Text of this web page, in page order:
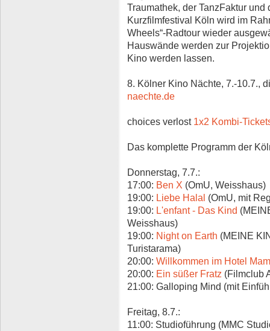
Traumathek, der TanzFaktur
Kurzfilmfestival Köln wird im
Wheels“-Radtour wieder
Hauswände werden zur
Kino werden lassen.
8. Kölner Kino Nächte, 7.-10.7.,
naechte.de
choices verlost 1x2 Kombi-
Das komplette Programm der
Donnerstag, 7.7.:
17:00: Ben X (OmU, Weisshaus)
19:00: Liebe Halal (OmU, mit
19:00: L'enfant - Das Kind
Weisshaus)
19:00: Night on Earth (MEINE
Turistarama)
20:00: Willkommen im Hotel
20:00: Ein süßer Fratz (Filmclub
21:00: Galloping Mind (mit
Freitag, 8.7.:
11:00: Studioführung (MMC